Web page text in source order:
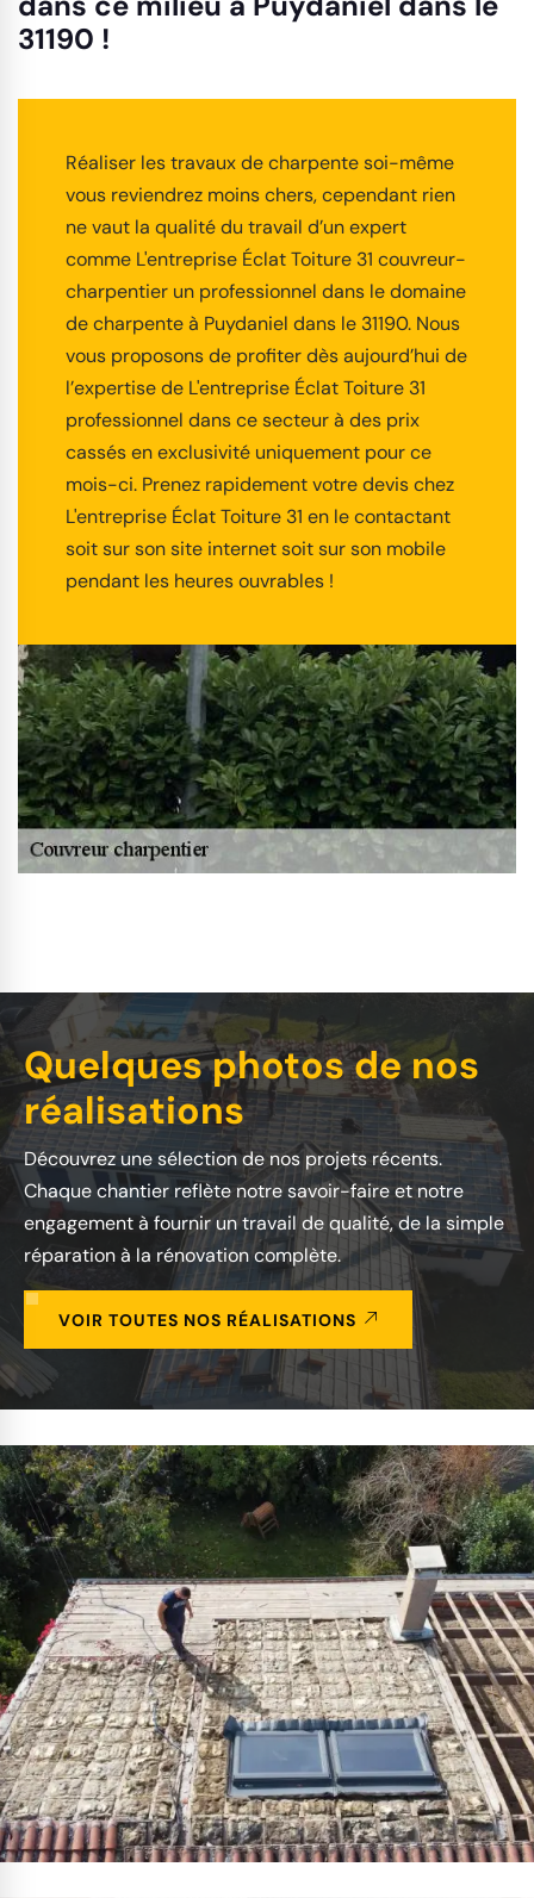
31190 !
Réaliser les travaux de charpente soi-même
vous reviendrez moins chers, cependant rien
ne vaut la qualité du travail d’un expert
comme L'entreprise Éclat Toiture 31 couvreur-
charpentier un professionnel dans le domaine
de charpente à Puydaniel dans le 31190. Nous
vous proposons de profiter dès aujourd’hui de
l’expertise de L'entreprise Éclat Toiture 31
professionnel dans ce secteur à des prix
cassés en exclusivité uniquement pour ce
mois-ci. Prenez rapidement votre devis chez
L'entreprise Éclat Toiture 31 en le contactant
soit sur son site internet soit sur son mobile
pendant les heures ouvrables !
Quelques photos de nos
réalisations
Découvrez une sélection de nos projets récents.
Chaque chantier reflète notre savoir-faire et notre
engagement à fournir un travail de qualité, de la simple
réparation à la rénovation complète.
VOIR TOUTES NOS RÉALISATIONS